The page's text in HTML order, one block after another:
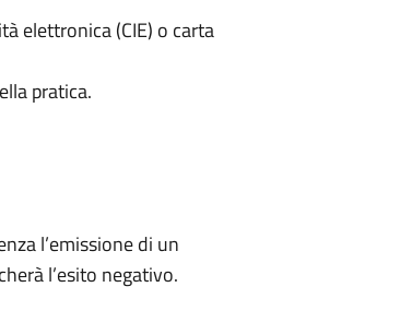
elettronica (CIE) o carta
pratica.
l’emissione di un
l’esito negativo.